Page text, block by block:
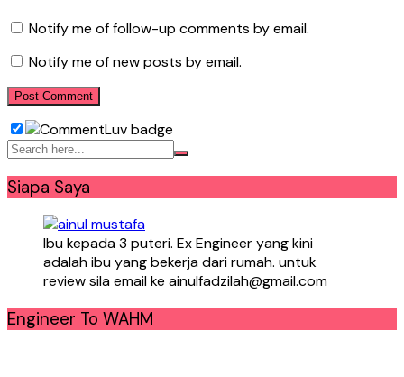
Notify me of follow-up comments by email.
Notify me of new posts by email.
Siapa Saya
Ibu kepada 3 puteri. Ex Engineer yang kini
adalah ibu yang bekerja dari rumah. untuk
review sila email ke ainulfadzilah@gmail.com
Engineer To WAHM